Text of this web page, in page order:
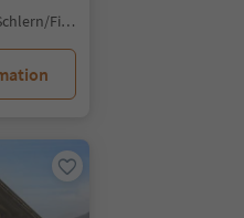
Aica di Fiè/Völser Aicha, Völs am Schlern/Fiè allo Sciliar, Dolomites Region Seiser Alm